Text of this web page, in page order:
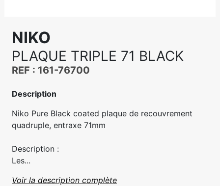
NIKO
PLAQUE TRIPLE 71 BLACK
REF : 161-76700
Description
Niko Pure Black coated plaque de recouvrement
quadruple, entraxe 71mm
Description :
Les...
Voir la description complète